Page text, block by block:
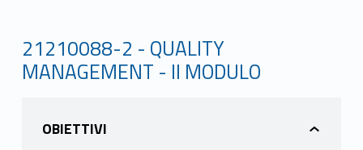
21210088-2 - QUALITY
MANAGEMENT - II MODULO
OBIETTIVI